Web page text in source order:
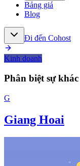
Bảng giá
Blog
Đi đến Cohost
Kinh doanh
Phân biệt sự
G
Giang Hoai